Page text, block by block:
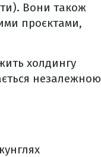
Вони також
проєктами,
холдингу
незалежною